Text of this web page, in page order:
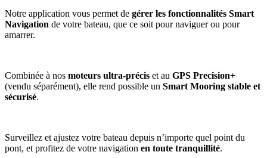
Notre application vous permet de gérer les fonctionnalités Smart
Navigation de votre bateau, que ce soit pour naviguer ou pour
amarrer.
Combinée à nos moteurs ultra-précis et au GPS Precision+
(vendu séparément), elle rend possible un Smart Mooring stable et
sécurisé.
Surveillez et ajustez votre bateau depuis n’importe quel point du
pont, et profitez de votre navigation en toute tranquillité.